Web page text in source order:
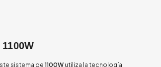
sistema de 1100W utiliza la tecnología